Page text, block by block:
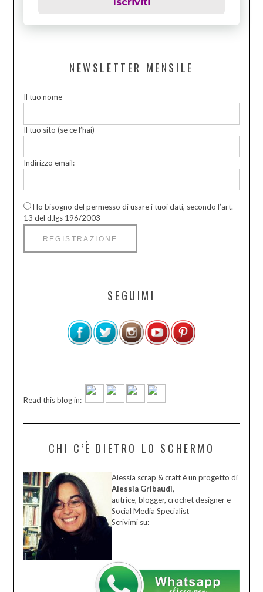
NEWSLETTER MENSILE
Il tuo nome
Il tuo sito (se ce l’hai)
Indirizzo email:
Ho bisogno del permesso di usare i tuoi dati, secondo l’art.
13 del d.lgs 196/2003
SEGUIMI
Read this blog in:
CHI C’È DIETRO LO SCHERMO
Alessia scrap & craft è un progetto di
Alessia Gribaudi,
autrice, blogger, crochet designer e
Social Media Specialist
Scrivimi su: